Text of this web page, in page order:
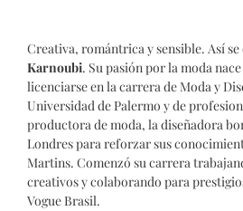
Creativa, romántrica y sensible. Así
Karnoubi. Su pasión por la moda
licenciarse en la carrera de Moda y
Universidad de Palermo y de
productora de moda, la diseñadora
Londres para reforzar sus
Martins. Comenzó su carrera
creativosy colaborando para
Vogue Brasil.